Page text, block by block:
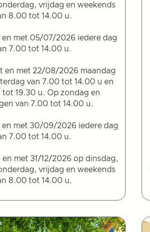
vrijdag en weekends
8.00 tot 14.00 u.
met 05/07/2026 iedere dag
7.00 tot 14.00 u.
en met 22/08/2026 maandag
van 7.00 tot 14.00 u en
tot 19.30 u. Op zondag en
van 7.00 tot 14.00 u.
met 30/09/2026 iedere dag
7.00 tot 14.00 u.
met 31/12/2026 op dinsdag,
vrijdag en weekends
8.00 tot 14.00 u.